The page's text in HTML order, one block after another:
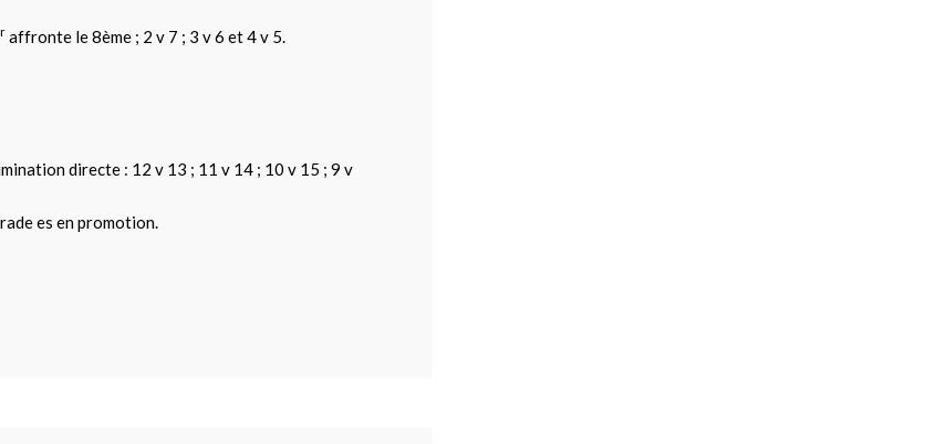
affronte le 8ème ; 2 v 7 ; 3 v 6 et 4 v 5.
directe : 12 v 13 ; 11 v 14 ; 10 v 15 ; 9 v
es en promotion.